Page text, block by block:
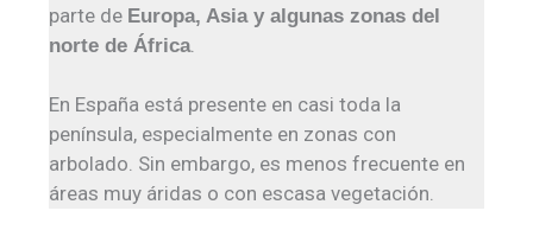
parte de Europa, Asia y algunas zonas del
norte de África.
En España está presente en casi toda la
península, especialmente en zonas con
arbolado. Sin embargo, es menos frecuente en
áreas muy áridas o con escasa vegetación.